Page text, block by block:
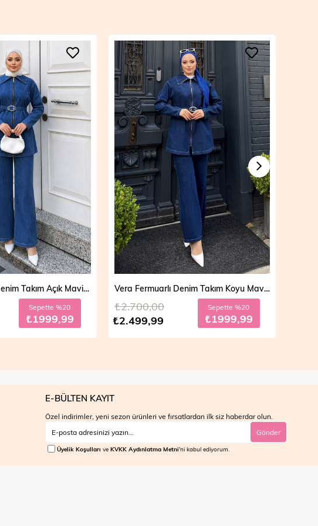
Vera Fermuarlı Denim Takım Açık Mavi 19298
Sepette %20
₺1999,99
Vera Fermuarlı Denim Takım Koyu Mavi 19298
₺2.499,99
₺2.700,00 Sepette %20
₺1999,99
E-BÜLTEN KAYIT
Özel indirimler, yeni sezon ürünleri ve fırsatlardan ilk siz haberdar olun.
Gönder
Üyelik Koşulları ve KVKK Aydınlatma Metni'ni kabul ediyorum.